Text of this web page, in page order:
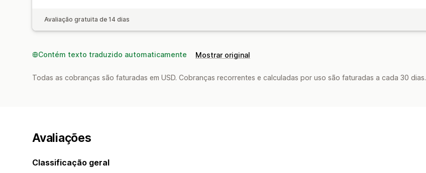
Avaliação gratuita de 14 dias
Contém texto traduzido automaticamente Mostrar original
Todas as cobranças são faturadas em USD. Cobranças recorrentes e calculadas por uso são faturadas a cada 30 dias.
Avaliações
Classificação geral